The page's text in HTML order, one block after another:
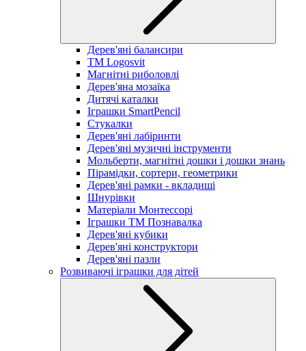
Дерев'яні балансири
TM Logosvit
Магнітні риболовлі
Дерев'яна мозаїка
Дитячі каталки
Іграшки SmartPencil
Стукалки
Дерев'яні лабіринти
Дерев'яні музичні інструменти
Мольберти, магнітні дошки і дошки знань
Пірамідки, сортери, геометрики
Дерев'яні рамки - вкладиші
Шнурівки
Матеріали Монтессорі
Іграшки ТМ Познавалка
Дерев'яні кубики
Дерев'яні конструктори
Дерев'яні пазли
Розвиваючі іграшки для дітей